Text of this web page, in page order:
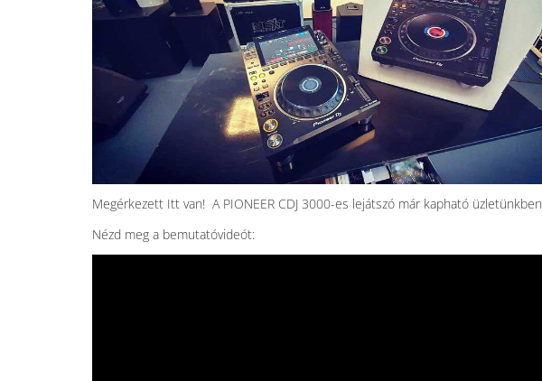
Megérkezett Itt van! A PIONEER CDJ 3000-es lejátszó már kapható üzletünkben
Nézd meg a bemutatóvideót: